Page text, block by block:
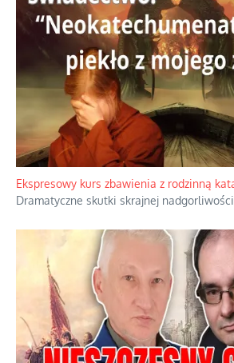
Niewygodne kulisy alpejskiego objawienia
Watykan woli skupiać się na łagodnym
ukrywając przed światem pełną i bardziej
orędzia....